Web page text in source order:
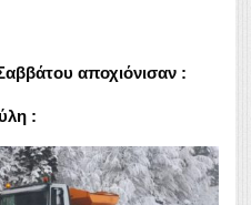
αποχιόνισαν :
: